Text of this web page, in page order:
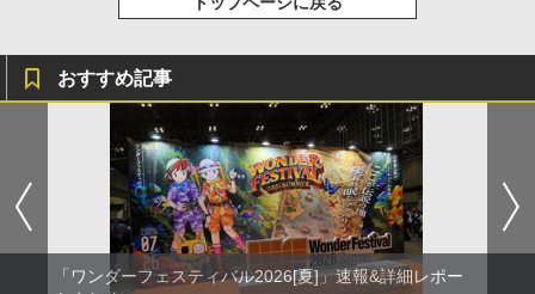
おすすめ記事
「ワンダーフェスティバル2026[夏]」速報&詳細レポー